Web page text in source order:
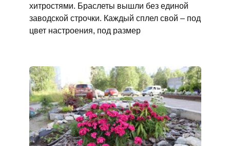
хитростями. Браслеты вышли без единой
заводской строчки. Каждый сплел свой – под
цвет настроения, под размер